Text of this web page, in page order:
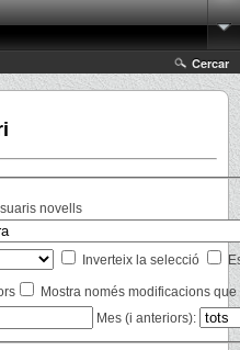
Cercar
novells
Inverteix la selecció
Mostra només modificacions
Mes (i anteriors):